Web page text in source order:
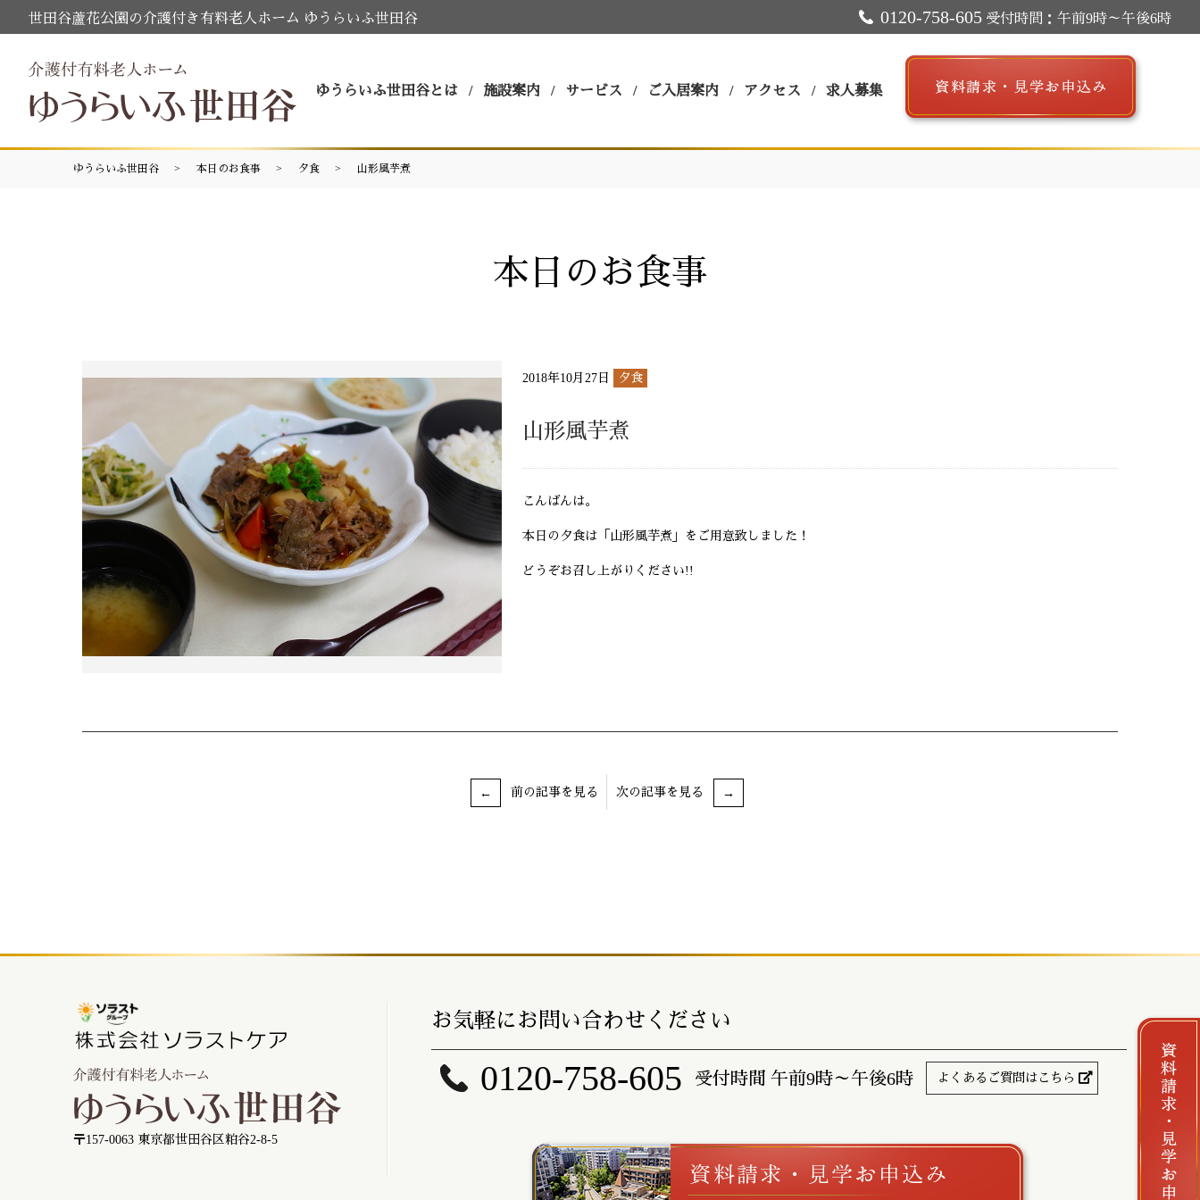
世田谷蘆花公園の介護付き有料老人ホーム ゆうらいふ世田谷 0120-758-605 受付時間：午前9時～午後6時
ゆうらいふ世田谷とは 施設案内 サービス ご入居案内 アクセス 求人募集
ゆうらいふ世田谷 本日のお食事 夕食 山形風芋煮
本日のお食事
2018年10月27日 夕食
山形風芋煮
こんばんは。
本日の夕食は「山形風芋煮」をご用意致しました！
どうぞお召し上がりください!!
前の記事を見る 次の記事を見る
〒157-0063 東京都世田谷区粕谷2-8-5
お気軽にお問い合わせください
0120-758-605 受付時間 午前9時～午後6時 よくあるご質問はこちら